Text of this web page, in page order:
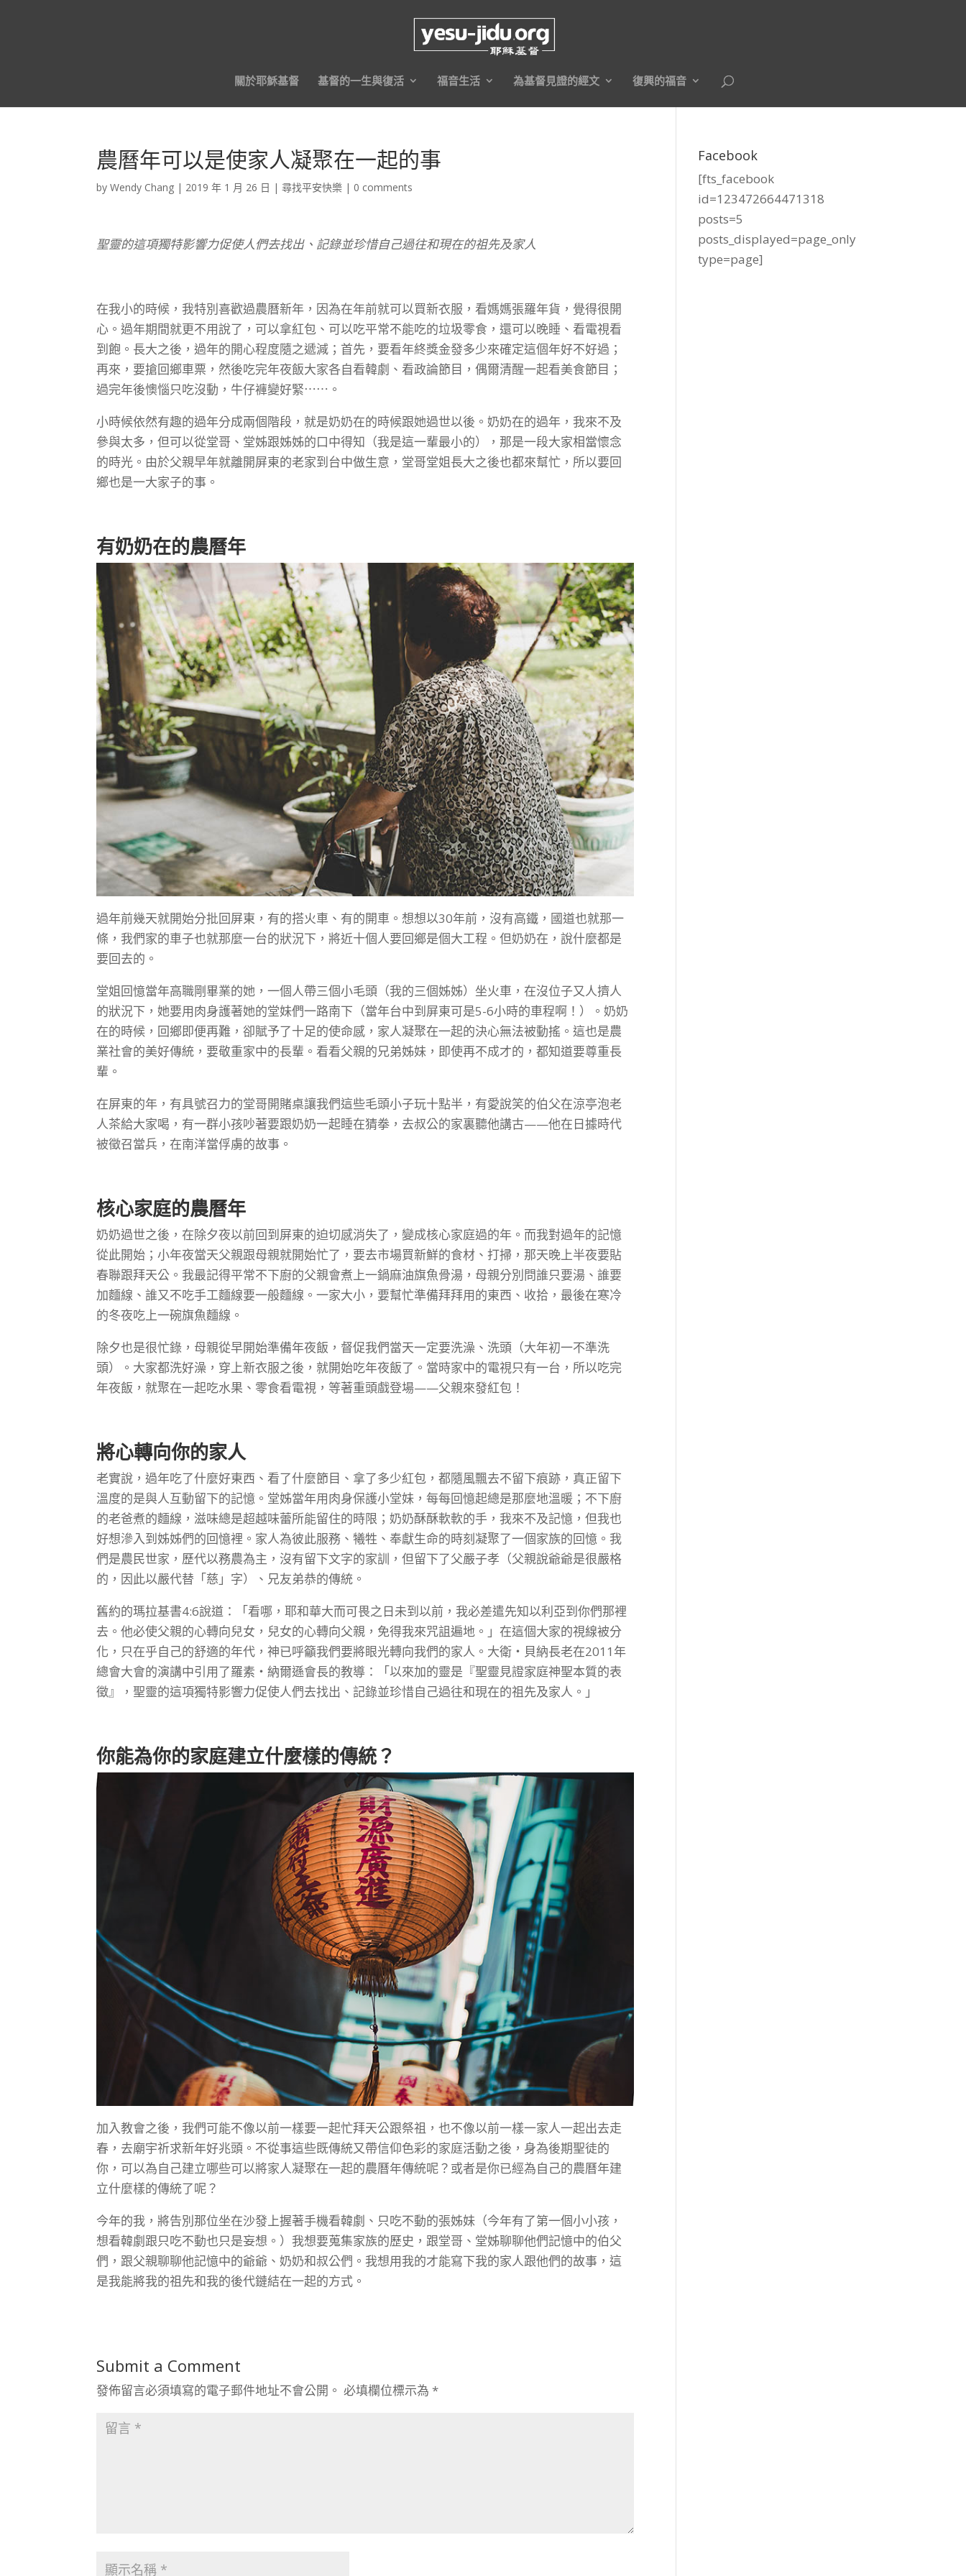
關於耶穌基督 基督的一生與復活 福音生活 為基督見證的經文 復興的福音
農曆年可以是使家人凝聚在一起的事
byWendy Chang | 2019 年 1 月 26 日 |尋找平安快樂 | 0 comments
聖靈的這項獨特影響力促使人們去找出、記錄並珍惜自己過往和現在的祖先及家人
在我小的時候，我特別喜歡過農曆新年，因為在年前就可以買新衣服，看媽媽張羅年貨，覺得很開
心。過年期間就更不用說了，可以拿紅包、可以吃平常不能吃的垃圾零食，還可以晚睡、看電視看
到飽。長大之後，過年的開心程度隨之遞減；首先，要看年終獎金發多少來確定這個年好不好過；
再來，要搶回鄉車票，然後吃完年夜飯大家各自看韓劇、看政論節目，偶爾清醒一起看美食節目；
過完年後懊惱只吃沒動，牛仔褲變好緊⋯⋯。
小時候依然有趣的過年分成兩個階段，就是奶奶在的時候跟她過世以後。奶奶在的過年，我來不及
參與太多，但可以從堂哥、堂姊跟姊姊的口中得知（我是這一輩最小的），那是一段大家相當懷念
的時光。由於父親早年就離開屏東的老家到台中做生意，堂哥堂姐長大之後也都來幫忙，所以要回
鄉也是一大家子的事。
有奶奶在的農曆年
過年前幾天就開始分批回屏東，有的搭火車、有的開車。想想以30年前，沒有高鐵，國道也就那一
條，我們家的車子也就那麼一台的狀況下，將近十個人要回鄉是個大工程。但奶奶在，說什麼都是
要回去的。
堂姐回憶當年高職剛畢業的她，一個人帶三個小毛頭（我的三個姊姊）坐火車，在沒位子又人擠人
的狀況下，她要用肉身護著她的堂妹們一路南下（當年台中到屏東可是5-6小時的車程啊！）。奶奶
在的時候，回鄉即便再難，卻賦予了十足的使命感，家人凝聚在一起的決心無法被動搖。這也是農
業社會的美好傳統，要敬重家中的長輩。看看父親的兄弟姊妹，即使再不成才的，都知道要尊重長
輩。
在屏東的年，有具號召力的堂哥開賭桌讓我們這些毛頭小子玩十點半，有愛說笑的伯父在涼亭泡老
人茶給大家喝，有一群小孩吵著要跟奶奶一起睡在猜拳，去叔公的家裏聽他講古——他在日據時代
被徵召當兵，在南洋當俘虜的故事。
核心家庭的農曆年
奶奶過世之後，在除夕夜以前回到屏東的迫切感消失了，變成核心家庭過的年。而我對過年的記憶
從此開始；小年夜當天父親跟母親就開始忙了，要去市場買新鮮的食材、打掃，那天晚上半夜要貼
春聯跟拜天公。我最記得平常不下廚的父親會煮上一鍋麻油旗魚骨湯，母親分別問誰只要湯、誰要
加麵線、誰又不吃手工麵線要一般麵線。一家大小，要幫忙準備拜拜用的東西、收拾，最後在寒冷
的冬夜吃上一碗旗魚麵線。
除夕也是很忙錄，母親從早開始準備年夜飯，督促我們當天一定要洗澡、洗頭（大年初一不準洗
頭）。大家都洗好澡，穿上新衣服之後，就開始吃年夜飯了。當時家中的電視只有一台，所以吃完
年夜飯，就聚在一起吃水果、零食看電視，等著重頭戲登場——父親來發紅包！
將心轉向你的家人
老實說，過年吃了什麼好東西、看了什麼節目、拿了多少紅包，都隨風飄去不留下痕跡，真正留下
溫度的是與人互動留下的記憶。堂姊當年用肉身保護小堂妹，每每回憶起總是那麼地溫暖；不下廚
的老爸煮的麵線，滋味總是超越味蕾所能留住的時限；奶奶酥酥軟軟的手，我來不及記憶，但我也
好想滲入到姊姊們的回憶裡。家人為彼此服務、犧牲、奉獻生命的時刻凝聚了一個家族的回憶。我
們是農民世家，歷代以務農為主，沒有留下文字的家訓，但留下了父嚴子孝（父親說爺爺是很嚴格
的，因此以嚴代替「慈」字）、兄友弟恭的傳統。
舊約的瑪拉基書4:6說道：「看哪，耶和華大而可畏之日未到以前，我必差遣先知以利亞到你們那裡
去。他必使父親的心轉向兒女，兒女的心轉向父親，免得我來咒詛遍地。」在這個大家的視線被分
化，只在乎自己的舒適的年代，神已呼籲我們要將眼光轉向我們的家人。大衛‧貝納長老在2011年
總會大會的演講中引用了羅素‧納爾遜會長的教導：「以來加的靈是『聖靈見證家庭神聖本質的表
徵』，聖靈的這項獨特影響力促使人們去找出、記錄並珍惜自己過往和現在的祖先及家人。」
你能為你的家庭建立什麼樣的傳統？
加入教會之後，我們可能不像以前一樣要一起忙拜天公跟祭祖，也不像以前一樣一家人一起出去走
春，去廟宇祈求新年好兆頭。不從事這些既傳統又帶信仰色彩的家庭活動之後，身為後期聖徒的
你，可以為自己建立哪些可以將家人凝聚在一起的農曆年傳統呢？或者是你已經為自己的農曆年建
立什麼樣的傳統了呢？
今年的我，將告別那位坐在沙發上握著手機看韓劇、只吃不動的張姊妹（今年有了第一個小小孩，
想看韓劇跟只吃不動也只是妄想。）我想要蒐集家族的歷史，跟堂哥、堂姊聊聊他們記憶中的伯父
們，跟父親聊聊他記憶中的爺爺、奶奶和叔公們。我想用我的才能寫下我的家人跟他們的故事，這
是我能將我的祖先和我的後代鏈結在一起的方式。
Submit a Comment
發佈留言必須填寫的電子郵件地址不會公開。 必填欄位標示為 *
Facebook
[fts_facebook
id=123472664471318
posts=5
posts_displayed=page_only
type=page]